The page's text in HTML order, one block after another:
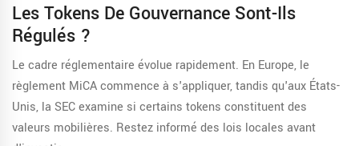
Les Tokens De Gouvernance Sont-Ils
Régulés ?
Le cadre réglementaire évolue rapidement. En Europe, le
règlement MiCA commence à s'appliquer, tandis qu'aux États-
Unis, la SEC examine si certains tokens constituent des
valeurs mobilières. Restez informé des lois locales avant